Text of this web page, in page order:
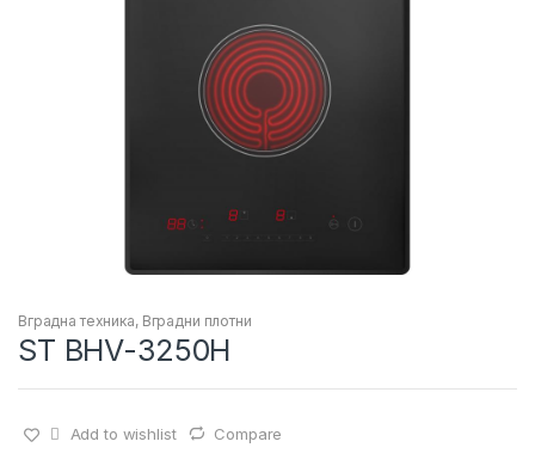
Вградна техника, Вградни плотни
ST BHV-3250H
Add to wishlist Compare